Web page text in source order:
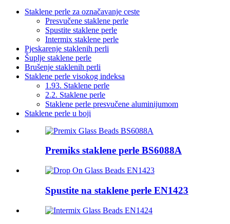
Staklene perle za označavanje ceste
Presvučene staklene perle
Spustite staklene perle
Intermix staklene perle
Pjeskarenje staklenih perli
Šuplje staklene perle
Brušenje staklenih perli
Staklene perle visokog indeksa
1.93. Staklene perle
2.2. Staklene perle
Staklene perle presvučene aluminijumom
Staklene perle u boji
Premiks staklene perle BS6088A
Spustite na staklene perle EN1423